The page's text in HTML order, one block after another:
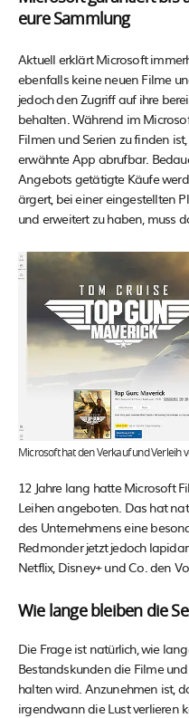
eure Sammlung
Aktuell erklärt Microsoft
ebenfalls keine neuen Filme
jedoch den Zugriff auf ihre
behalten. Während im
Filmen und Serien zu finden
erwähnte App abrufbar.
Angebots getätigte Käufe
ärgert, bei einer eingestellten
und erweitert zu haben, muss
Microsoft hat den Verkauf und Verleih
12 Jahre lang hatte Microsoft
Leihen angeboten. Das hat
des Unternehmens eine
Redmonder jetzt jedoch
Netflix, Disney+ und Co. den
Wie lange bleiben die
Die Frage ist natürlich, wie
Bestandskunden die Filme
halten wird. Anzunehmen ist,
irgendwann die Lust verlieren